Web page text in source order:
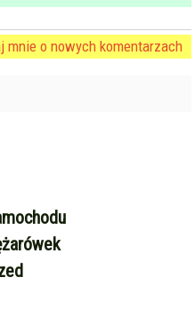
mnie o nowych komentarzach